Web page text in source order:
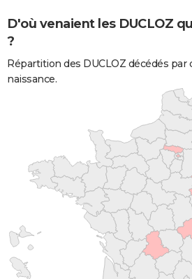
D'où venaient les DUCLOZ
?
Répartition des DUCLOZ décédés
naissance.